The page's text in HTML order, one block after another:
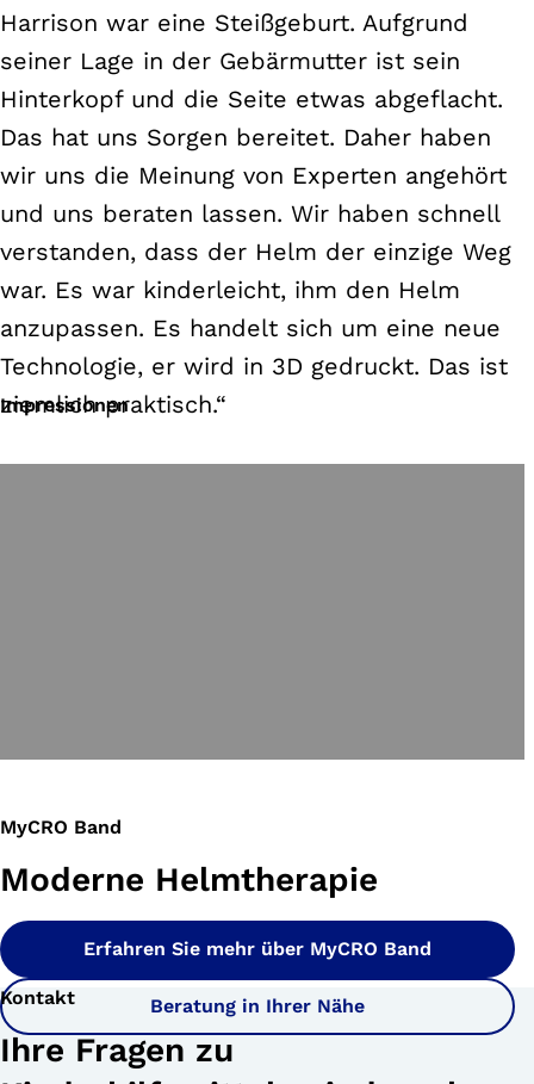
Harrison war eine Steißgeburt. Aufgrund
seiner Lage in der Gebärmutter ist sein
Hinterkopf und die Seite etwas abgeflacht.
Das hat uns Sorgen bereitet. Daher haben
wir uns die Meinung von Experten angehört
und uns beraten lassen. Wir haben schnell
verstanden, dass der Helm der einzige Weg
war. Es war kinderleicht, ihm den Helm
anzupassen. Es handelt sich um eine neue
Technologie, er wird in 3D gedruckt. Das ist
ziemlich praktisch.“
Impressionen
MyCRO Band
Moderne Helmtherapie
Erfahren Sie mehr über MyCRO Band
Beratung in Ihrer Nähe
Kontakt
Ihre Fragen zu